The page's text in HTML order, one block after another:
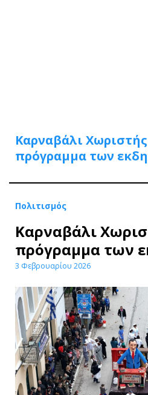
Καρναβάλι Χωριστής
πρόγραμμα των
Πολιτισμός
Καρναβάλι
πρόγραμμα των
3 Φεβρουαρίου 2026